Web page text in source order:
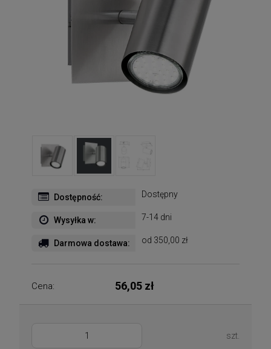
Dostępność: Dostępny
Wysyłka w: 7-14 dni
Darmowa dostawa: od 350,00 zł
Cena: 56,05 zł
szt.